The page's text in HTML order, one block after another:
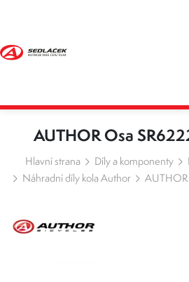
AUTHOR Osa
Hlavní strana Díly a komponenty
Náhradní díly kola Author